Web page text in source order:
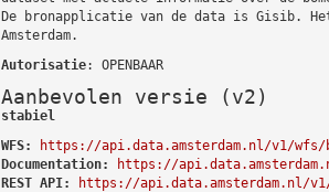
De bronapplicatie van de data is Gisib. Het
Amsterdam.
Autorisatie: OPENBAAR
Aanbevolen versie (v2)
stabiel
WFS:
https://api.data.amsterdam.nl/v1/wfs/
Documentation:
https://
REST API:
https://api.data.amsterdam.nl/v1/